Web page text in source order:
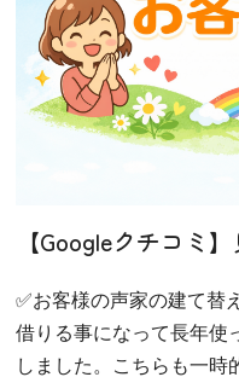
【Googleクチコミ
✅お客様の声家の建て替
借りる事になって長年使
しました。こちらも一時